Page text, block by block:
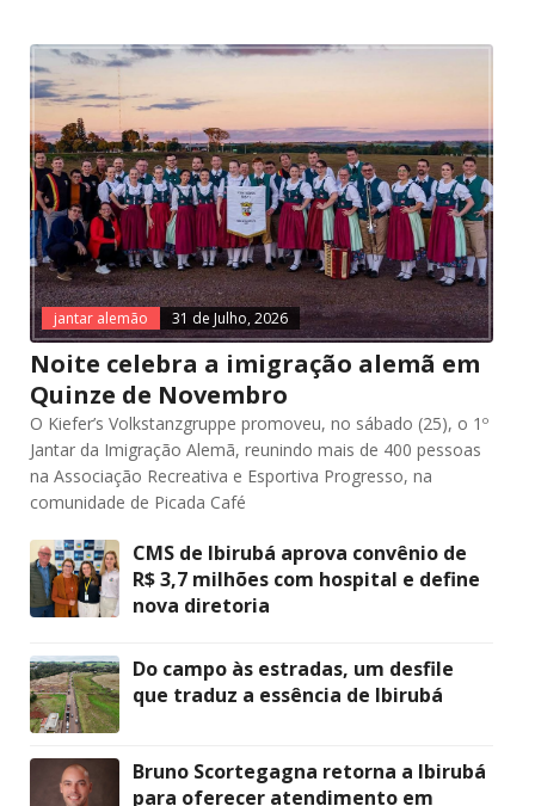
jantar alemão 31 de Julho, 2026
Noite celebra a imigração alemã em
Quinze de Novembro
O Kiefer’s Volkstanzgruppe promoveu, no sábado (25), o 1º
Jantar da Imigração Alemã, reunindo mais de 400 pessoas
na Associação Recreativa e Esportiva Progresso, na
comunidade de Picada Café
CMS de Ibirubá aprova convênio de
R$ 3,7 milhões com hospital e define
nova diretoria
Do campo às estradas, um desfile
que traduz a essência de Ibirubá
Bruno Scortegagna retorna a Ibirubá
para oferecer atendimento em